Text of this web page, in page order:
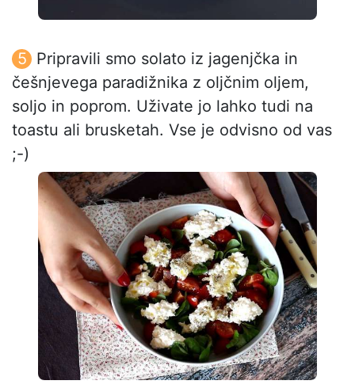
Pripravili smo solato iz jagenjčka in
češnjevega paradižnika z oljčnim oljem,
soljo in poprom. Uživate jo lahko tudi na
toastu ali brusketah. Vse je odvisno od vas
;-)